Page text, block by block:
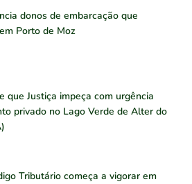
donos de embarcação que
Porto de Moz
que Justiça impeça com urgência
privado no Lago Verde de Alter do
Tributário começa a vigorar em